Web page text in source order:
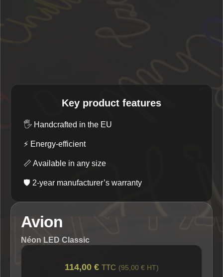
Key product features
🖐️ Handcrafted in the EU
⚡ Energy-efficient
📏 Available in any size
🛡️ 2-year manufacturer’s warranty
Avion
Néon LED Classic
114,00 € TTC (95,00 € HT)